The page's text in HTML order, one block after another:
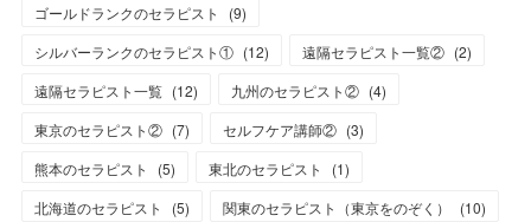
ゴールドランクのセラピスト
(9)
シルバーランクのセラピスト① (12) 遠隔セラピスト一覧② (2)
遠隔セラピスト一覧 (12) 九州のセラピスト② (4)
東京のセラピスト② (7) セルフケア講師② (3)
熊本のセラピスト
(5) 東北のセラピスト (1)
北海道のセラピスト
(5) 関東のセラピスト（東京をのぞく） (10)